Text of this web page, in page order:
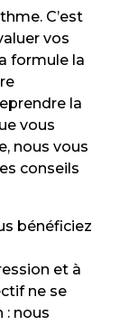
C’est
vos
formule la
la
vous
nous vous
conseils
bénéficiez
et à
ne se
: nous